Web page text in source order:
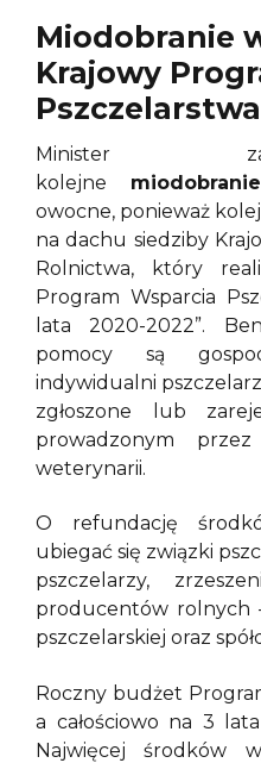
Miodobranie
Krajowy
Pszczelarstwa
Minister
kolejne miodobranie
owocne, ponieważ
na dachu siedziby
Rolnictwa, który
Program Wsparcia
lata 2020-2022”.
pomocy są
indywidualni
zgłoszone lub
prowadzonym
weterynarii.
O refundację
ubiegać się związki
pszczelarzy,
producentów rolnych
pszczelarskiej oraz
Roczny budżet
a całościowo na 3
Najwięcej środków